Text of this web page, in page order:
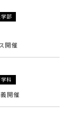
部
開催
科
開催